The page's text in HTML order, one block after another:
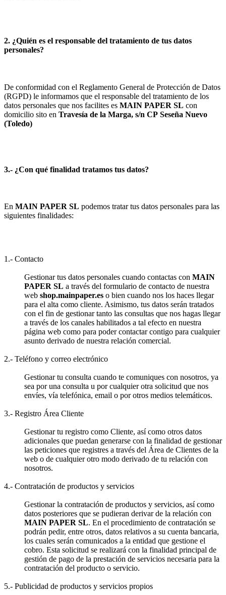
2. ¿Quién es el responsable del tratamiento de tus datos
personales?
De conformidad con el Reglamento General de Protección de Datos
(RGPD) le informamos que el responsable del tratamiento de los
datos personales que nos facilites es MAIN PAPER SL con
domicilio sito en Travesía de la Marga, s/n CP Seseña Nuevo
(Toledo)
3.- ¿Con qué finalidad tratamos tus datos?
En MAIN PAPER SL podemos tratar tus datos personales para las
siguientes finalidades:
1.- Contacto
Gestionar tus datos personales cuando contactas con MAIN
PAPER SL a través del formulario de contacto de nuestra
web shop.mainpaper.es o bien cuando nos los haces llegar
para el alta como cliente. Asimismo, tus datos serán tratados
con el fin de gestionar tanto las consultas que nos hagas llegar
a través de los canales habilitados a tal efecto en nuestra
página web como para poder contactar contigo para cualquier
asunto derivado de nuestra relación comercial.
2.- Teléfono y correo electrónico
Gestionar tu consulta cuando te comuniques con nosotros, ya
sea por una consulta u por cualquier otra solicitud que nos
envíes, vía telefónica, email o por otros medios telemáticos.
3.- Registro Área Cliente
Gestionar tu registro como Cliente, así como otros datos
adicionales que puedan generarse con la finalidad de gestionar
las peticiones que registres a través del Área de Clientes de la
web o de cualquier otro modo derivado de tu relación con
nosotros.
4.- Contratación de productos y servicios
Gestionar la contratación de productos y servicios, así como
datos posteriores que se pudieran derivar de la relación con
MAIN PAPER SL. En el procedimiento de contratación se
podrán pedir, entre otros, datos relativos a su cuenta bancaria,
los cuales serán comunicados a la entidad que gestione el
cobro. Esta solicitud se realizará con la finalidad principal de
gestión de pago de la prestación de servicios necesaria para la
contratación del producto o servicio.
5.- Publicidad de productos y servicios propios